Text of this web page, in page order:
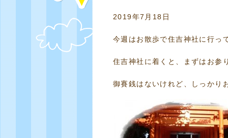
2019年7月18日
今週はお散歩で住吉神社に行っ
住吉神社に着くと、まずはお参
御賽銭はないけれど、しっかり